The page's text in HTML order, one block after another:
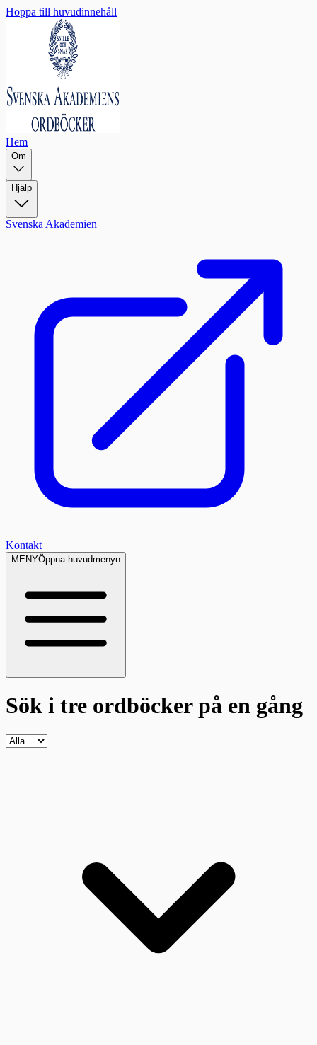
Hoppa till huvudinnehåll
Hem
Om
Hjälp
Svenska Akademien
Kontakt
MENYÖppna huvudmenyn
Sök i tre ordböckerpå en gång